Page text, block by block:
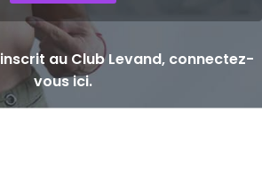
au Club Levand, connectez-
vous ici.